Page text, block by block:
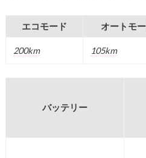
エコモード オートモ
200km 105km
バッテリー